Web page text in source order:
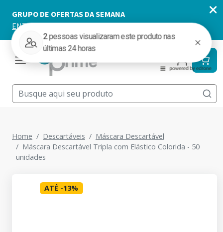
Home Descartáveis
Máscara Descartável
Máscara Descartável Tripla com Elástico Colorida - 50
unidades
ATÉ -13%